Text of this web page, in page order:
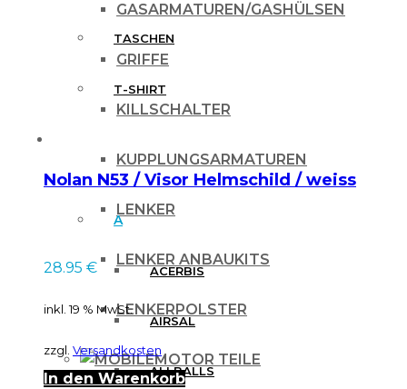
GASARMATUREN/GASHÜLSEN
GRIFFE
KILLSCHALTER
KUPPLUNGSARMATUREN
LENKER
LENKER ANBAUKITS
LENKERPOLSTER
MOTOR TEILE
TASCHEN
T-SHIRT
A
ACERBIS
AIRSAL
ALLBALLS
Nolan N53 / Visor Helmschild / weiss
28.95 €
inkl. 19 % MwSt.
zzgl. Versandkosten
In den Warenkorb